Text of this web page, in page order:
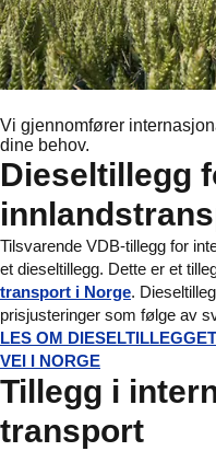
Vi gjennomfører
dine behov.
Dieseltillegg
Tilsvarende VDB-tillegg for
et dieseltillegg. Dette er et
transport i Norge.
prisjusteringer som følge av
LES OM
VEI I NORGE
Tillegg i
transport